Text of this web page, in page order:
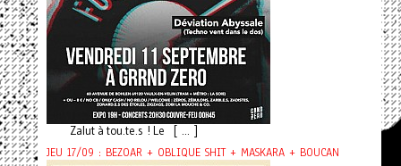
Zalut à tou.te.s ! Le [ ... ]
JEU 17/09 : BEZOAR + OBLIQUE SHIT + MASKARA + BOUCAN